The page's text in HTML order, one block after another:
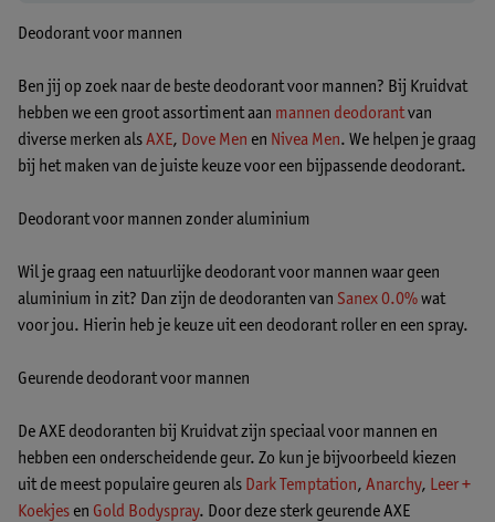
Deodorant voor mannen
Ben jij op zoek naar de beste deodorant voor mannen? Bij Kruidvat
hebben we een groot assortiment aan mannen deodorantvan
diverse merken alsAXE, Dove Men en Nivea Men. We helpen je graag
bij het maken van de juiste keuze voor een bijpassende deodorant.
Deodorant voor mannen zonder aluminium
Wil je graag een natuurlijke deodorant voor mannen waar geen
aluminium in zit? Dan zijn de deodoranten van Sanex 0.0%wat
voor jou. Hierin heb je keuze uit een deodorant roller en een spray.
Geurende deodorant voor mannen
De AXE deodoranten bij Kruidvat zijn speciaal voor mannen en
hebben een onderscheidende geur. Zo kun je bijvoorbeeld kiezen
uit de meest populaire geuren als Dark Temptation, Anarchy, Leer +
Koekjes en Gold Bodyspray. Door deze sterk geurende AXE